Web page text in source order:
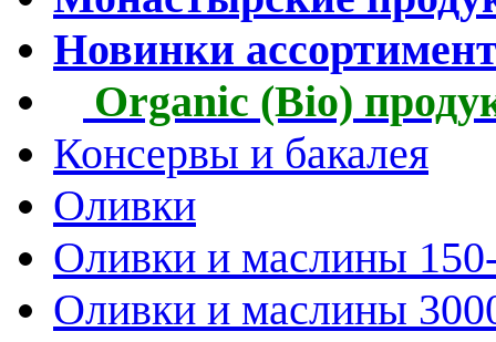
Новинки
Organic (Bio)
Консервы и бакалея
Оливки
Оливки и маслины
Оливки и маслины